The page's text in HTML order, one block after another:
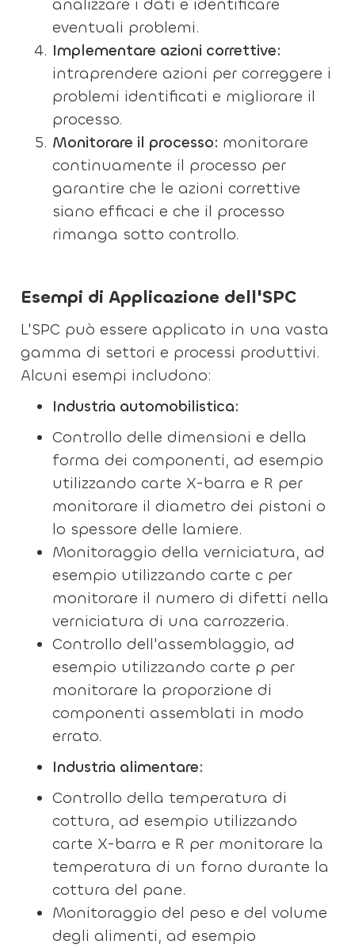
analizzare i dati e identificare
eventuali problemi.
Implementare azioni correttive:
intraprendere azioni per correggere i
problemi identificati e migliorare il
processo.
Monitorare il processo: monitorare
continuamente il processo per
garantire che le azioni correttive
siano efficaci e che il processo
rimanga sotto controllo.
Esempi di Applicazione dell'SPC
L'SPC può essere applicato in una vasta
gamma di settori e processi produttivi.
Alcuni esempi includono:
Industria automobilistica:
Controllo delle dimensioni e della
forma dei componenti, ad esempio
utilizzando carte X-barra e R per
monitorare il diametro dei pistoni o
lo spessore delle lamiere.
Monitoraggio della verniciatura, ad
esempio utilizzando carte c per
monitorare il numero di difetti nella
verniciatura di una carrozzeria.
Controllo dell'assemblaggio, ad
esempio utilizzando carte p per
monitorare la proporzione di
componenti assemblati in modo
errato.
Industria alimentare:
Controllo della temperatura di
cottura, ad esempio utilizzando
carte X-barra e R per monitorare la
temperatura di un forno durante la
cottura del pane.
Monitoraggio del peso e del volume
degli alimenti, ad esempio